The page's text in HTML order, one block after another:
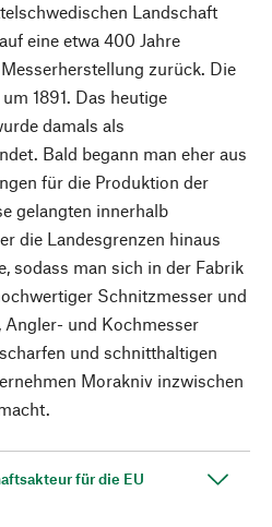
Landschaft
eine etwa 400 Jahre
zurück. Die
1891. Das heutige
damals als
Bald begann man eher aus
für die Produktion der
gelangten innerhalb
die Landesgrenzen hinaus
sodass man sich in der Fabrik
Schnitzmesser und
und Kochmesser
und schnitthaltigen
Morakniv inzwischen
für die EU